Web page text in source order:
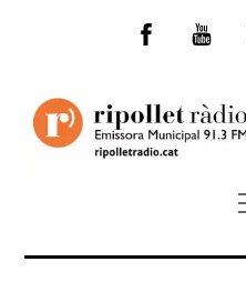
Facebook
You